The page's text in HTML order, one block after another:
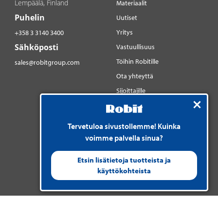
Tervetuloa sivustollemme! Kuinka
voimme palvella sinua?
Etsin lisätietoja tuotteista ja
käyttökohteista
Lempäälä, Finland
Puhelin
+358 3 3140 3400
Sähköposti
sales@robitgroup.com
Materiaalit
Uutiset
Yritys
Vastuullisuus
Töihin Robitille
Ota yhteyttä
Sijoittajille
Sosiaalinen media
LinkedIn
Instagram